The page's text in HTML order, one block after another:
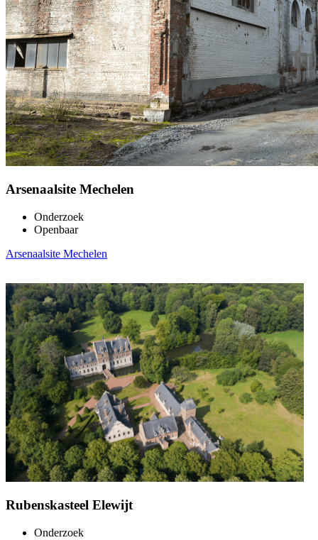
Arsenaalsite Mechelen
Onderzoek
Openbaar
Arsenaalsite Mechelen
Rubenskasteel Elewijt
Onderzoek